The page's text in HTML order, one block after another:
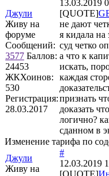
Джули
Живу на
форуме
Сообщений:
3577 Баллов:
24453
ЖКХоинов:
530
Регистрация:
28.03.2017
13.03.2019
[QUOTE]
не дают
я кидала на
суд четко
а что к
искать,
каждая
признать
доказать
логично?
сданном в
Изменение тарифа по
Джули
Живу на
#
12.03.2019
[QUOTE]